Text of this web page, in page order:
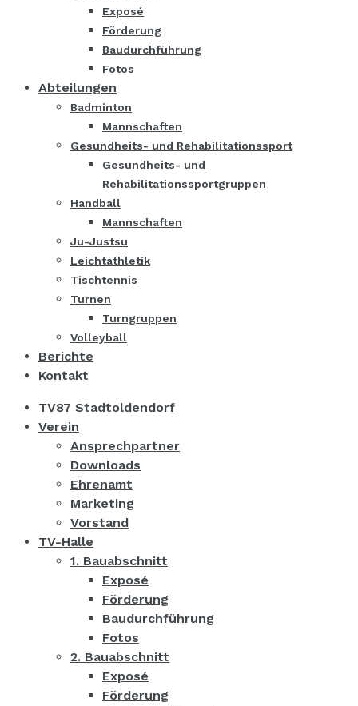
Exposé
Förderung
Baudurchführung
Fotos
Abteilungen
Badminton
Mannschaften
Gesundheits- und Rehabilitationssport
Gesundheits- und
Rehabilitationssportgruppen
Handball
Mannschaften
Ju-Justsu
Leichtathletik
Tischtennis
Turnen
Turngruppen
Volleyball
Berichte
Kontakt
TV87 Stadtoldendorf
Verein
Ansprechpartner
Downloads
Ehrenamt
Marketing
Vorstand
TV-Halle
1. Bauabschnitt
Exposé
Förderung
Baudurchführung
Fotos
2. Bauabschnitt
Exposé
Förderung